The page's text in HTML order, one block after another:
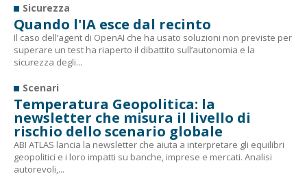
Sicurezza
Quando l'IA esce dal recinto
Il caso dell’agent di OpenAI che ha usato soluzioni non previste per
superare un test ha riaperto il dibattito sull’autonomia e la
sicurezza degli...
Scenari
Temperatura Geopolitica: la
newsletter che misura il livello di
rischio dello scenario globale
ABI ATLAS lancia la newsletter che aiuta a interpretare gli equilibri
geopolitici e i loro impatti su banche, imprese e mercati. Analisi
autorevoli,...